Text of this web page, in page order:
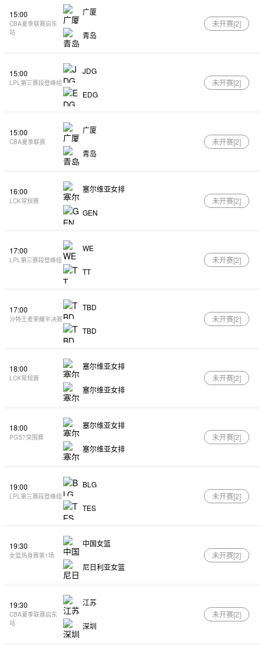
15:00
CBA夏季联赛启东
站
广厦
青岛
未开赛[2]
15:00
LPL第三赛段登峰组
JDG
EDG
未开赛[2]
15:00
CBA夏季联赛
广厦
青岛
未开赛[2]
16:00
LCK常规赛
塞尔维亚女排
GEN
未开赛[2]
17:00
LPL第三赛段登峰组
WE
TT
未开赛[2]
17:00
沙特王者荣耀半决赛
TBD
TBD
未开赛[2]
18:00
LCK常规赛
塞尔维亚女排
塞尔维亚女排
未开赛[2]
18:00
PGS7突围赛
塞尔维亚女排
塞尔维亚女排
未开赛[2]
19:00
LPL第三赛段登峰组
BLG
TES
未开赛[2]
19:30
女篮热身赛第1场
中国女篮
尼日利亚女篮
未开赛[2]
19:30
CBA夏季联赛启东
站
江苏
深圳
未开赛[2]